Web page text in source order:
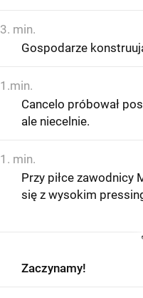
3. min.
Gospodarze
1.min.
Cancelo próbował
ale niecelnie.
1. min.
Przy piłce zawodnicy
się z wysokim
Zaczynamy!